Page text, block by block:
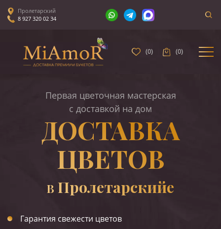
Пролетарский
8 927 320 02 34
(0) (0)
Первая цветочная мастерская
с доставкой на дом
ДОСТАВКА
ЦВЕТОВ
В Пролетарскийе
Гарантия свежести цветов